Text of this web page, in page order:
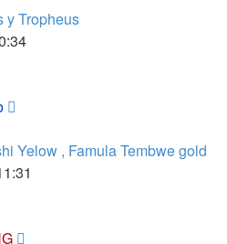
y Tropheus
Yelow , Famula Tembwe gold